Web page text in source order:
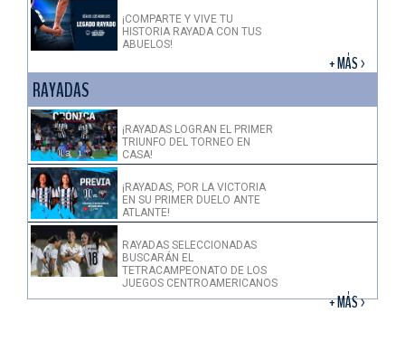
¡COMPARTE Y VIVE TU
HISTORIA RAYADA CON TUS
ABUELOS!
+ MÁS >
RAYADAS
¡RAYADAS LOGRAN EL PRIMER
TRIUNFO DEL TORNEO EN
CASA!
¡RAYADAS, POR LA VICTORIA
EN SU PRIMER DUELO ANTE
ATLANTE!
RAYADAS SELECCIONADAS
BUSCARÁN EL
TETRACAMPEONATO DE LOS
JUEGOS CENTROAMERICANOS
+ MÁS >